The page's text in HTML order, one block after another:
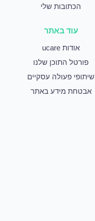
הכתובות שלי
עוד באתר
אודות ucare
פורטל התוכן שלנו
שיתופי פעולה עסקיים
אבטחת מידע באתר